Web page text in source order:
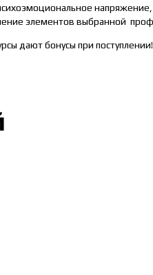
элементов выбранной
дают бонусы при поступлении!